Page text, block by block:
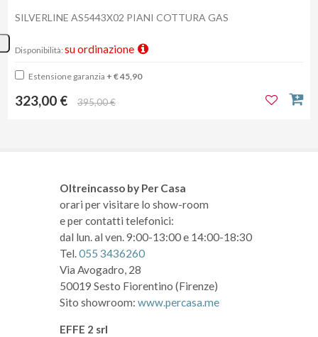
SILVERLINE AS5443X02 PIANI COTTURA GAS
Disponibilità: su ordinazione
Estensione garanzia + € 45,90
323,00 € 395,00 €
Oltreincasso by Per Casa
orari per visitare lo show-room
e per contatti telefonici:
dal lun. al ven. 9:00-13:00 e 14:00-18:30
Tel.055 3436260
Via Avogadro, 28
50019 Sesto Fiorentino (Firenze)
Sito showroom: www.percasa.me
EFFE 2 srl